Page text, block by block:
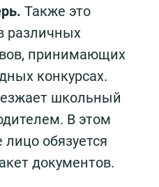
Также это
различных
принимающих
конкурсах.
школьный
В этом
лицо обязуется
документов.